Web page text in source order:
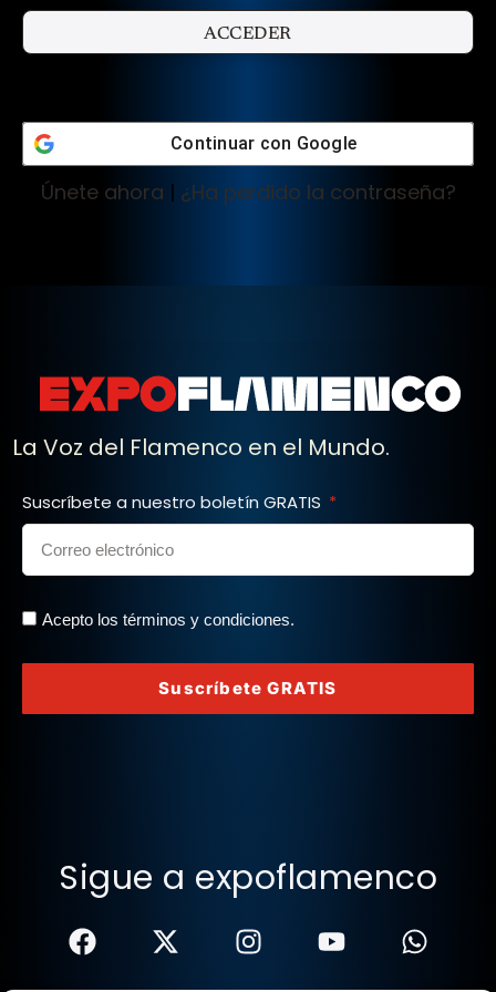
Continuar con Google
Únete ahora | ¿Ha perdido la contraseña?
La Voz del Flamenco en el Mundo.
Suscríbete a nuestro boletín GRATIS
Acepto los términos y condiciones.
Suscríbete GRATIS
Sigue a expoflamenco